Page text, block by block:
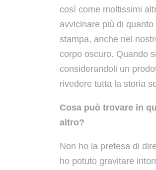
così come moltissimi
avvicinare più di
stampa, anche nel
corpo oscuro. Quando
considerandoli un
rivedere tutta la storia
Cosa può trovare in
altro?
Non ho la pretesa di
ho potuto gravitare